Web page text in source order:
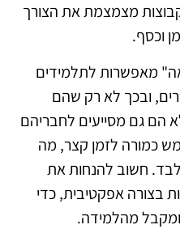
מצמצמת את הצורך
וכסף.
מאפשרות לתלמידים
ובכך לא רק שהם
גם מסייעים לחבריהם
כמורה לזמן קצר, מה
חשוב להנחות את
בצורה אפקטיבית, כדי
מהלמידה.